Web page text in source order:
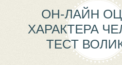
ОН-ЛАЙН
ХАРАКТЕРА
ТЕСТ